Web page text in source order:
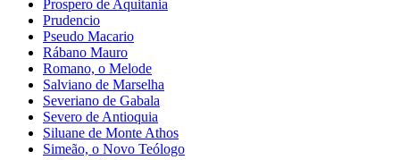
Prospero de Aquitania
Prudencio
Pseudo Macario
Rábano Mauro
Romano, o Melode
Salviano de Marselha
Severiano de Gabala
Severo de Antioquia
Siluane de Monte Athos
Simeão, o Novo Teólogo